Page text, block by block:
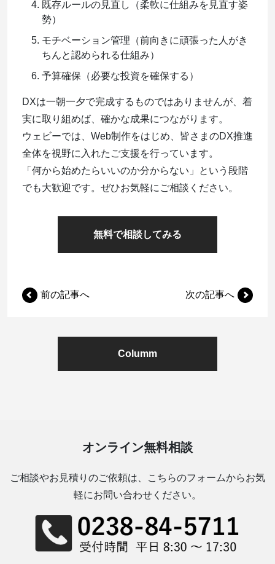
既存ルールの見直し（柔軟に仕組みを見直す姿
勢）
モチベーション管理（前向きに頑張った人がき
ちんと認められる仕組み）
予算確保（必要な投資を確保する）
DXは一朝一夕で完成するものではありませんが、着
実に取り組めば、確かな成果につながります。
ウェビーでは、Web制作をはじめ、皆さまのDX推進
全体を視野に入れたご支援を行っています。
「何から始めたらいいのか分からない」という段階
でも大歓迎です。ぜひお気軽にご相談ください。
無料で相談してみる
前の記事へ 次の記事へ
Columm
オンライン無料相談
ご相談やお見積りのご依頼は、こちらのフォームからお気
軽にお問い合わせください。